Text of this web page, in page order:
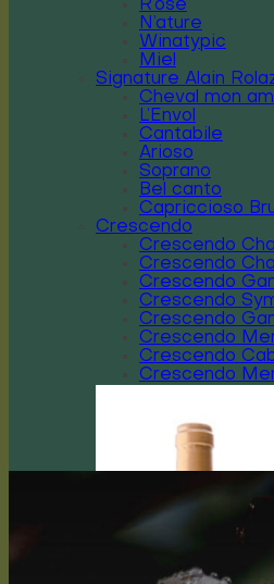
R’osé
N’ature
Winatypic
Miel
Signature Alain
Cheval mon
L’Envol
Cantabile
Arioso
Soprano
Bel canto
Capriccioso
Crescendo
Crescendo
Crescendo
Crescendo
Crescendo
Crescendo
Crescendo
Crescendo
Crescendo